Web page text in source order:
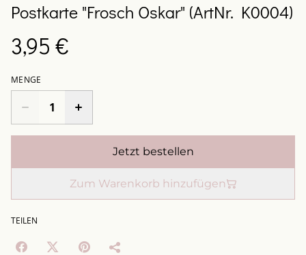
Postkarte "Frosch Oskar" (ArtNr. K0004)
3,95 €
MENGE
Jetzt bestellen
Zum Warenkorb hinzufügen
TEILEN